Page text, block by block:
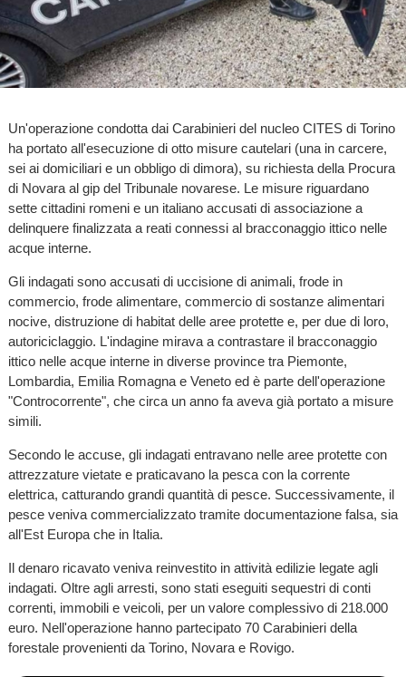
Un'operazione condotta dai Carabinieri del nucleo CITES di Torino
ha portato all'esecuzione di otto misure cautelari (una in carcere,
sei ai domiciliari e un obbligo di dimora), su richiesta della Procura
di Novara al gip del Tribunale novarese. Le misure riguardano
sette cittadini romeni e un italiano accusati di associazione a
delinquere finalizzata a reati connessi al bracconaggio ittico nelle
acque interne.
Gli indagati sono accusati di uccisione di animali, frode in
commercio, frode alimentare, commercio di sostanze alimentari
nocive, distruzione di habitat delle aree protette e, per due di loro,
autoriciclaggio. L'indagine mirava a contrastare il bracconaggio
ittico nelle acque interne in diverse province tra Piemonte,
Lombardia, Emilia Romagna e Veneto ed è parte dell'operazione
"Controcorrente", che circa un anno fa aveva già portato a misure
simili.
Secondo le accuse, gli indagati entravano nelle aree protette con
attrezzature vietate e praticavano la pesca con la corrente
elettrica, catturando grandi quantità di pesce. Successivamente, il
pesce veniva commercializzato tramite documentazione falsa, sia
all'Est Europa che in Italia.
Il denaro ricavato veniva reinvestito in attività edilizie legate agli
indagati. Oltre agli arresti, sono stati eseguiti sequestri di conti
correnti, immobili e veicoli, per un valore complessivo di 218.000
euro. Nell'operazione hanno partecipato 70 Carabinieri della
forestale provenienti da Torino, Novara e Rovigo.